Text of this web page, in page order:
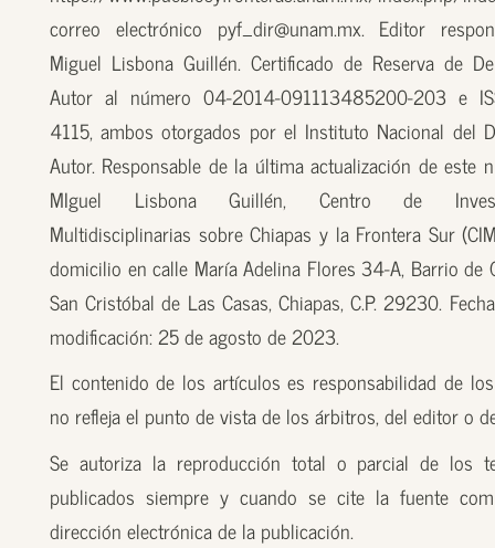
correo electrónico pyf_dir@unam.mx. Editor
Miguel Lisbona Guillén. Certificado de Reserva de
Autor al número 04-2014-091113485200-203 e
4115, ambos otorgados por el Instituto Nacional del
Autor. Responsable de la última actualización de este
MIguel Lisbona Guillén, Centro de
Multidisciplinarias sobre Chiapas y la Frontera Sur
domicilio en calle María Adelina Flores 34-A, Barrio de
San Cristóbal de Las Casas, Chiapas, C.P. 29230.
modificación: 25 de agosto de 2023.
El contenido de los artículos es responsabilidad de
no refleja el punto de vista de los árbitros, del editor o
Se autoriza la reproducción total o parcial de los
publicados siempre y cuando se cite la fuente
dirección electrónica de la publicación.